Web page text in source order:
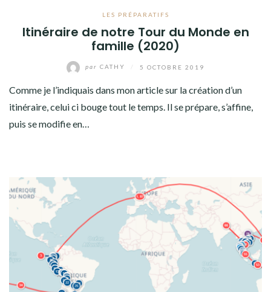
LES PRÉPARATIFS
Itinéraire de notre Tour du Monde en
famille (2020)
par CATHY 5 OCTOBRE 2019
Comme je l’indiquais dans mon article sur la création d’un
itinéraire, celui ci bouge tout le temps. Il se prépare, s’affine,
puis se modifie en…